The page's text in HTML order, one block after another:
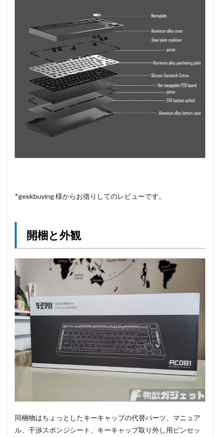
*geekbuying 様からお借りしてのレビューです。
開梱と外観
同梱物はちょっとしたキーキャップの代替パーツ、マニュア
ル、干渉スポンジシート、キーキャップ取り外し用ピンセッ